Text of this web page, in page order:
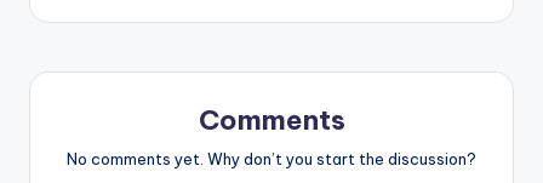
Comments
No comments yet. Why don’t you start the discussion?